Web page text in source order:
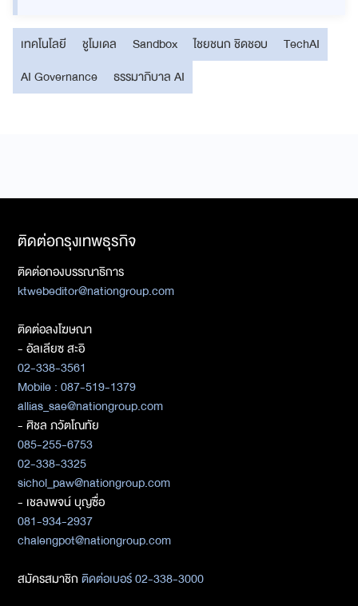
เทคโนโลยี ชูโมเดล Sandbox ไชยชนก ชิดชอบ
TechAI
AI Governance
ธรรมาภิบาล AI
ติดต่อกรุงเทพธุรกิจ
ติดต่อกองบรรณาธิการ
ktwebeditor@nationgroup.com
ติดต่อลงโฆษณา
- อัลเลียซ สะอิ
02-338-3561
Mobile : 087-519-1379
allias_sae@nationgroup.com
- ศิชล ภวัตโณทัย
085-255-6753
02-338-3325
sichol_paw@nationgroup.com
- เชลงพจน์ บุญซื่อ
081-934-2937
chalengpot@nationgroup.com
สมัครสมาชิกติดต่อเบอร์ 02-338-3000